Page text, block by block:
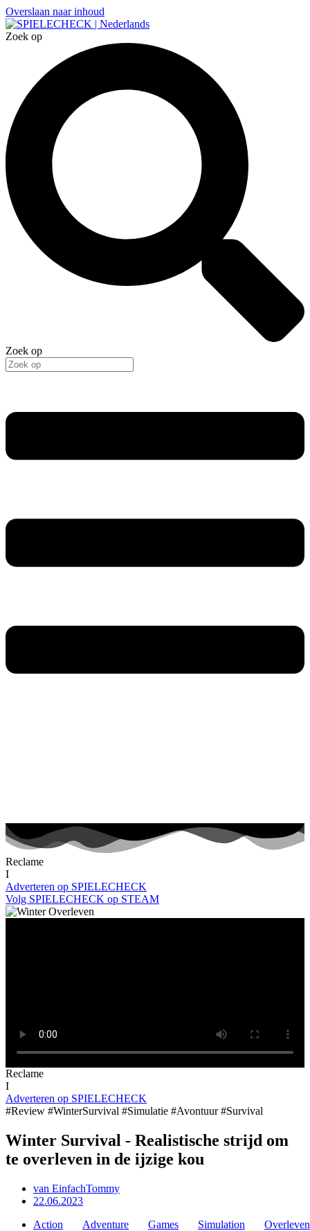
Overslaan naar inhoud
Zoek op
Zoek op
Reclame
I
Adverteren op SPIELECHECK
Volg SPIELECHECK op STEAM
Reclame
I
Adverteren op SPIELECHECK
#Review #WinterSurvival #Simulatie #Avontuur #Survival
Winter Survival - Realistische strijd om
te overleven in de ijzige kou
van EinfachTommy
22.06.2023
Action
Adventure Games Simulation
Overleven